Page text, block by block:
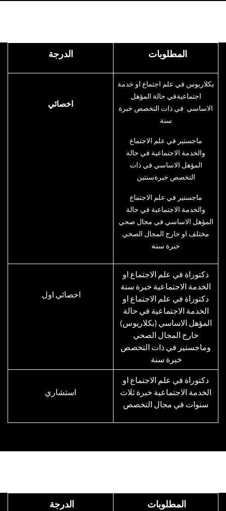
المطلوبات ​الدرجة
​بكلاريوس في علم اجتماع او خدمة
اجتماعيةفي حالة المؤهل
الاساسي في ذات التخصص خبرة
سنة
ماجستير في علم الاجتماع
والخدمة الاجتماعية في حالة
المؤهل الاساسي في ذات
التخصص خبرةسنتين
ماجستير في علم الاجتماع
والخدمة الاجتماعية في حالة
المؤهل الاساسي في مجال صحي
مختلف او خارج المجال الصحي
خبرة سنه
​اخصائي
دكتوراة في علم الاجتماع او
الخدمة الاجتماعية خبرة سنة
دكتوراة في علم الاجتماع او
الخدمة الاجتماعية في حالة
المؤهل الاساسي (بكلاريوس)
خارج المجال الصحي
وماجستير في ذات التخصص
خبرة سنة
اخصائي اول
دكتوراة في علم الاجتماع او
الخدمة الاجتماعية خبرة ثلاث
سنوات في مجال التخصص
استشاري
المطلوبات الدرجة